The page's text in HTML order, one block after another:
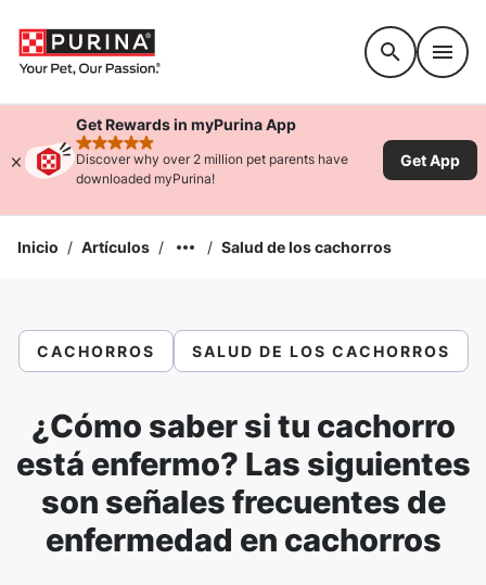
Get Rewards in myPurina App
rated 4.9 stars
Discover why over 2 million pet parents have
downloaded myPurina!
Get App
Inicio / Artículos / / Salud de los cachorros
CACHORROS SALUD DE LOS CACHORROS
¿Cómo saber si tu cachorro
está enfermo? Las siguientes
son señales frecuentes de
enfermedad en cachorros